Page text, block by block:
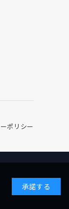
ポリシー
承諾する